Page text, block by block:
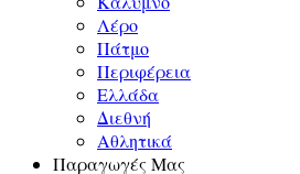
Λέρο
Πάτμο
Περιφέρεια
Ελλάδα
Διεθνή
Αθλητικά
Παραγωγές Μας